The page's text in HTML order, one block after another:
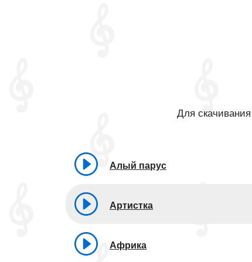
Для
Алый парус
Артистка
Африка